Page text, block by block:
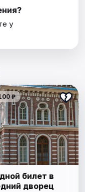
у
₽
билет в
дворец